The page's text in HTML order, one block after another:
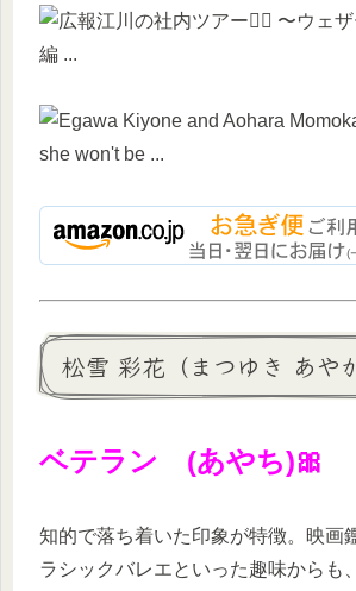
松雪 彩花（まつゆき あやか
ベテラン (あやち)🎀
知的で落ち着いた印象が特徴。映画
ラシックバレエといった趣味からも